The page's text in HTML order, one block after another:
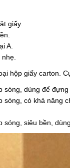
giấy.
A.
hộp giấy carton.
dùng để
có khả năng
siêu bền,